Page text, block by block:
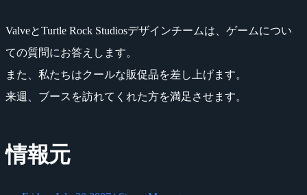
ValveとTurtle Rock Studiosデザインチームは、ゲームについ
ての質問にお答えします。
また、私たちはクールな販促品を差し上げます。
来週、ブースを訪れてくれた方を満足させます。
情報元